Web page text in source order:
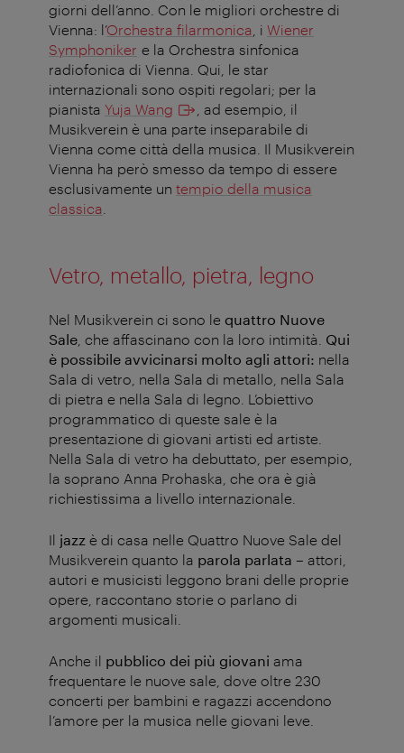
giorni dell’anno. Con le migliori orchestre di
Vienna: l’Orchestra filarmonica , i Wiener
Symphoniker e la Orchestra sinfonica
radiofonica di Vienna. Qui, le star
internazionali sono ospiti regolari; per la
pianista Yuja Wang
, ad esempio, il
Musikverein è una parte inseparabile di
Vienna come città della musica. Il Musikverein
Vienna ha però smesso da tempo di essere
esclusivamente un tempio della musica
classica
Vetro, metallo, pietra, legno
Nel Musikverein ci sono le quattro Nuove
Sale , che affascinano con la loro intimità. Qui
è possibile avvicinarsi molto agli attori: nella
Sala di vetro, nella Sala di metallo, nella Sala
di pietra e nella Sala di legno. L’obiettivo
programmatico di queste sale è la
presentazione di giovani artisti ed artiste.
Nella Sala di vetro ha debuttato, per esempio,
la soprano Anna Prohaska, che ora è già
richiestissima a livello internazionale.
Il jazz è di casa nelle Quattro Nuove Sale del
Musikverein quanto la parola parlata – attori,
autori e musicisti leggono brani delle proprie
opere, raccontano storie o parlano di
argomenti musicali.
Anche il pubblico dei più giovani ama
frequentare le nuove sale, dove oltre 230
concerti per bambini e ragazzi accendono
l’amore per la musica nelle giovani leve.